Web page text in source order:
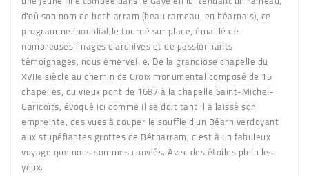
d'où son nom de beth arram (beau rameau, en béarnais), ce
programme inoubliable tourné sur place, émaillé de
nombreuses images d'archives et de passionnants
témoignages, nous émerveille. De la grandiose chapelle du
XVIIe siècle au chemin de Croix monumental composé de 15
chapelles, du vieux pont de 1687 à la chapelle Saint-Michel-
Garicoïts, évoqué ici comme il se doit tant il a laissé son
empreinte, des vues à couper le souffle d'un Béarn verdoyant
aux stupéfiantes grottes de Bétharram, c'est à un fabuleux
voyage que nous sommes conviés. Avec des étoiles plein les
yeux.